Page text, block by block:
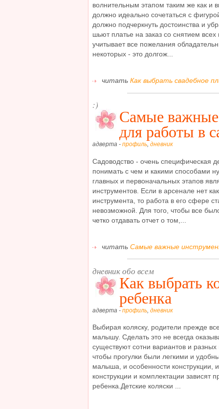
волнительным этапом таким же как и
должно идеально сочетаться с
должно подчеркнуть достоинства и
шьют платье на заказ со снятием
учитывает все пожелания
некоторых - это долгож...
читать Как выбрать свадебное
:)
Самые
для работы в
адверта - профиль, дневник
Садоводство - очень специфическая
понимать с чем и какими способами
главных и первоначальных этапов
инструментов. Если в арсенале нет
инструмента, то работа в его сфере
невозможной. Для того, чтобы все
четко отдавать отчет о том,...
читать Самые важные
дневник обо всем
Как выбрать
ребенка
адверта - профиль, дневник
Выбирая коляску, родители прежде
малышу. Сделать это не всегда
существуют сотни вариантов и
чтобы прогулки были легкими и
малыша, и особенности конструкции,
конструкции и комплектации зависят
ребенка.Детские коляски ...